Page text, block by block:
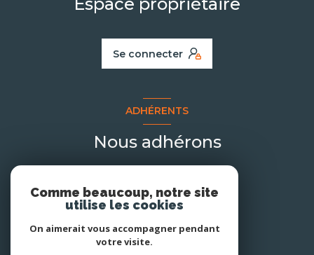
Espace propriétaire
Se connecter
ADHÉRENTS
Nous adhérons
Comme beaucoup, notre site
utilise les cookies
On aimerait vous accompagner pendant
votre visite.